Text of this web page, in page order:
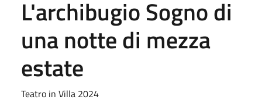
L'archibugio Sogno di
una notte di mezza
estate
Teatro in Villa 2024